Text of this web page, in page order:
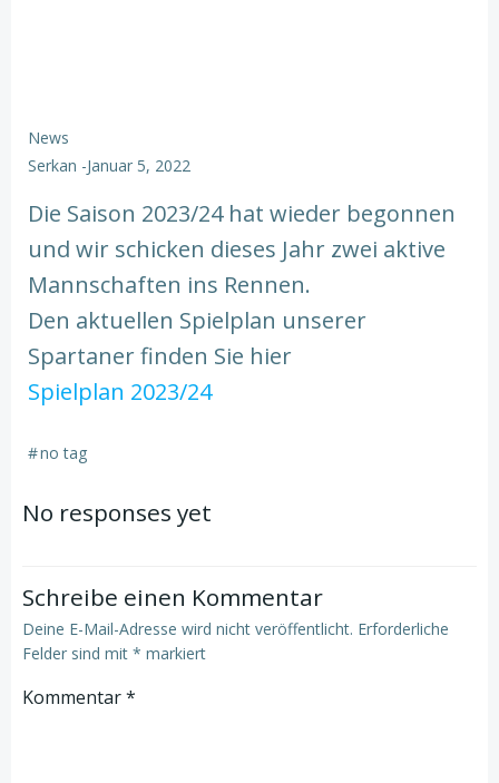
News
Serkan -Januar 5, 2022
Die Saison 2023/24 hat wieder begonnen
und wir schicken dieses Jahr zwei aktive
Mannschaften ins Rennen.
Den aktuellen Spielplan unserer
Spartaner finden Sie hier
Spielplan 2023/24
#no tag
No responses yet
Schreibe einen Kommentar
Deine E-Mail-Adresse wird nicht veröffentlicht. Erforderliche
Felder sind mit * markiert
Kommentar*